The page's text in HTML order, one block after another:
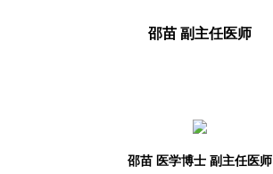
邵苗 副主任医师
邵苗 医学博士 副主任医师